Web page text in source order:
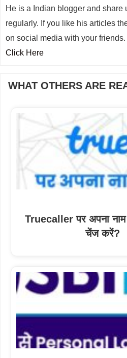
He is a Indian blogger and share
regularly. If you like his articles
on social media with your
Click Here
WHAT OTHERS ARE
Truecaller पर अपना
चेंज करें?